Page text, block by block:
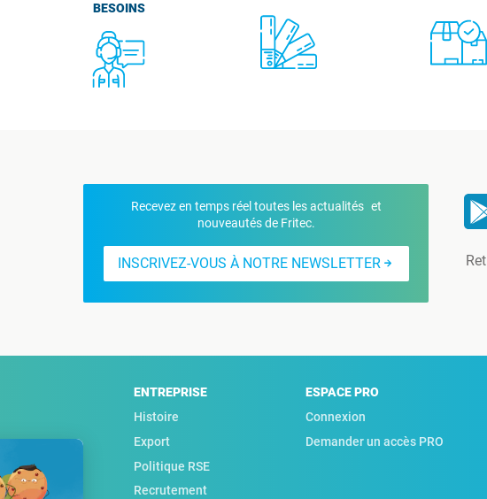
BESOINS
Recevez en temps réel toutes les actualités et
nouveautés de Fritec.
INSCRIVEZ-VOUS À NOTRE NEWSLETTER
ENTREPRISE
Histoire
Export
Politique RSE
Recrutement
ESPACE PRO
Connexion
Demander un accès PRO